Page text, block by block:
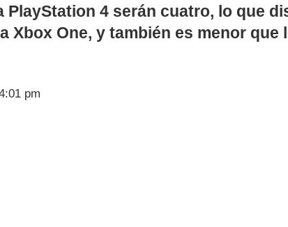
PlayStation 4 serán cuatro, lo que
Xbox One, y también es menor
pm